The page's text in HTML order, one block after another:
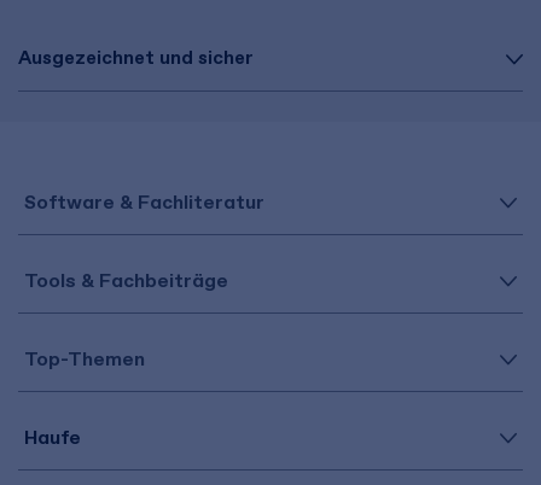
Ausgezeichnet und sicher
Software & Fachliteratur
Tools & Fachbeiträge
Top-Themen
Haufe